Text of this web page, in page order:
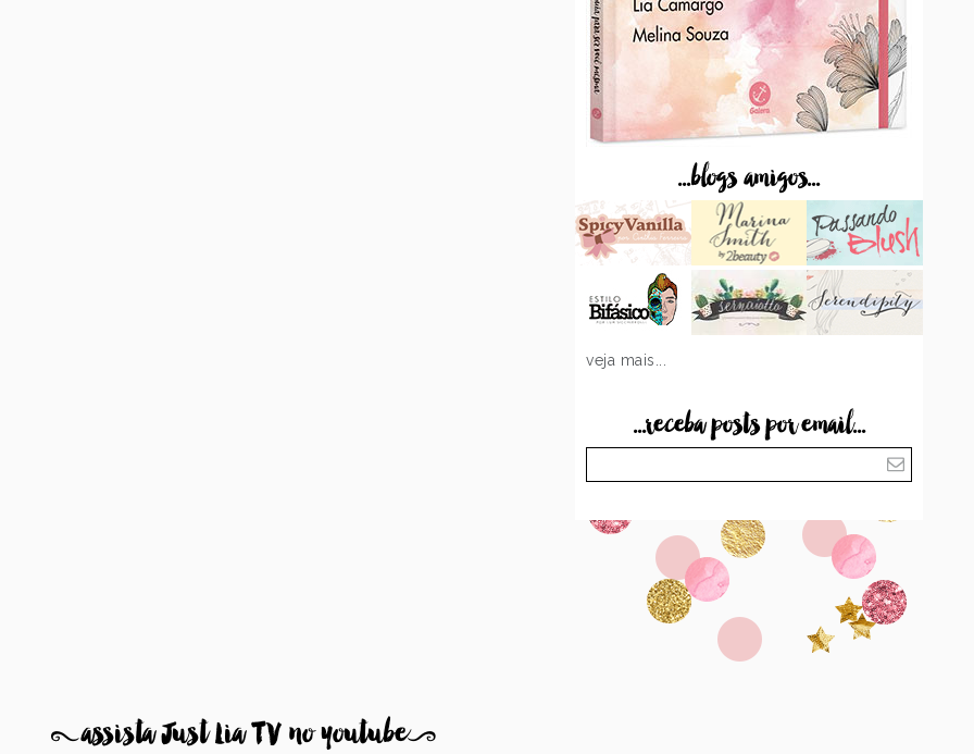
...blogs amigos...
veja mais...
...receba posts por email...
8assista Just Lia TV no youtube9